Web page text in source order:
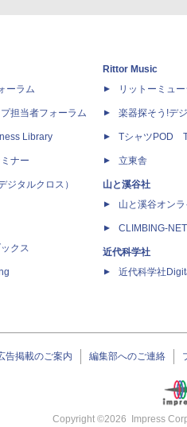
ーラム
担当者フォーラム
Library
ナー
ジタルクロス）
クス
Rittor Music
リットーミュー
楽器探そう!デ
TシャツPOD
立東舎
山と溪谷社
山と溪谷オンラ
CLIMBING-NET
近代科学社
近代科学社
告掲載のご案内 編集部へのご連絡
Copyright ©2026 Impress